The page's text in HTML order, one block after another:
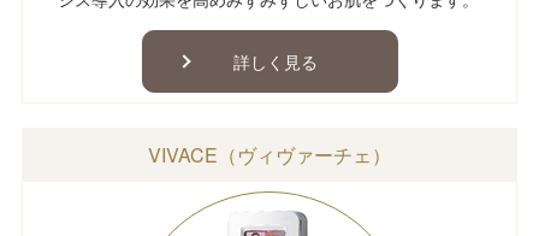
詳しく見る
VIVACE（ヴィヴァーチェ）